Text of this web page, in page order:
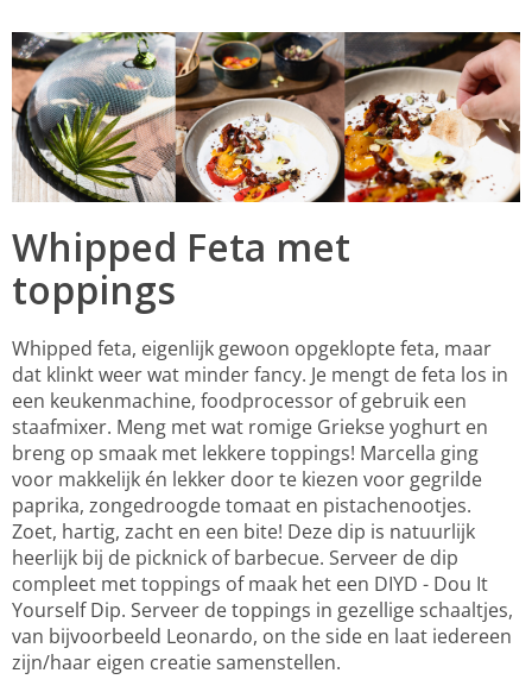
Whipped Feta met
toppings
Whipped feta, eigenlijk gewoon opgeklopte feta, maar
dat klinkt weer wat minder fancy. Je mengt de feta los in
een keukenmachine, foodprocessor of gebruik een
staafmixer. Meng met wat romige Griekse yoghurt en
breng op smaak met lekkere toppings! Marcella ging
voor makkelijk én lekker door te kiezen voor gegrilde
paprika, zongedroogde tomaat en pistachenootjes.
Zoet, hartig, zacht en een bite! Deze dip is natuurlijk
heerlijk bij de picknick of barbecue. Serveer de dip
compleet met toppings of maak het een DIYD - Dou It
Yourself Dip. Serveer de toppings in gezellige schaaltjes,
van bijvoorbeeld Leonardo, on the side en laat iedereen
zijn/haar eigen creatie samenstellen.